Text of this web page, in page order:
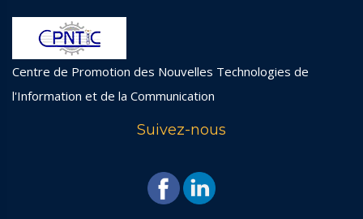
Centre de Promotion des Nouvelles Technologies de
l'Information et de la Communication
Suivez-nous